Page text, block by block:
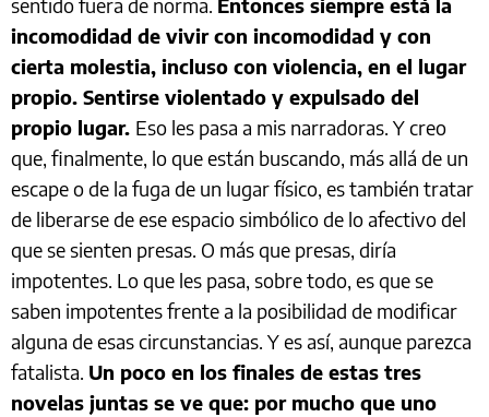
sentido fuera de norma. Entonces siempre está la
incomodidad de vivir con incomodidad y con
cierta molestia, incluso con violencia, en el lugar
propio. Sentirse violentado y expulsado del
propio lugar. Eso les pasa a mis narradoras. Y creo
que, finalmente, lo que están buscando, más allá de un
escape o de la fuga de un lugar físico, es también tratar
de liberarse de ese espacio simbólico de lo afectivo del
que se sienten presas. O más que presas, diría
impotentes. Lo que les pasa, sobre todo, es que se
saben impotentes frente a la posibilidad de modificar
alguna de esas circunstancias. Y es así, aunque parezca
fatalista. Un poco en los finales de estas tres
novelas juntas se ve que: por mucho que uno